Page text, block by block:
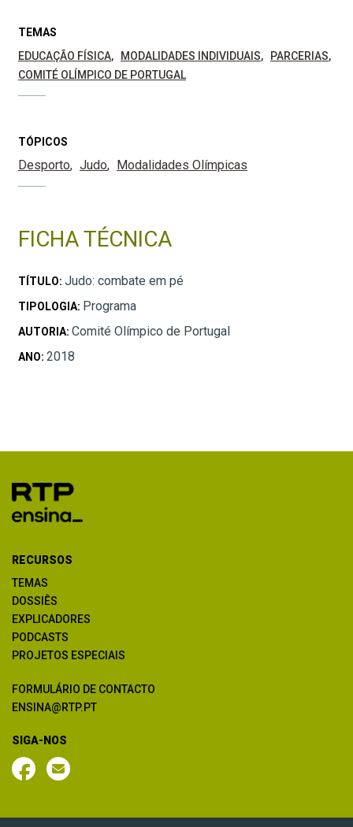
TEMAS
EDUCAÇÃO FÍSICA
MODALIDADES INDIVIDUAIS
PARCERIAS
COMITÉ OLÍMPICO DE PORTUGAL
TÓPICOS
Desporto Judo Modalidades Olímpicas
FICHA TÉCNICA
TÍTULO: Judo: combate em pé
TIPOLOGIA: Programa
AUTORIA: Comité Olímpico de Portugal
ANO: 2018
RECURSOS
TEMAS
DOSSIÊS
EXPLICADORES
PODCASTS
PROJETOS ESPECIAIS
FORMULÁRIO DE CONTACTO
ENSINA@RTP.PT
SIGA-NOS